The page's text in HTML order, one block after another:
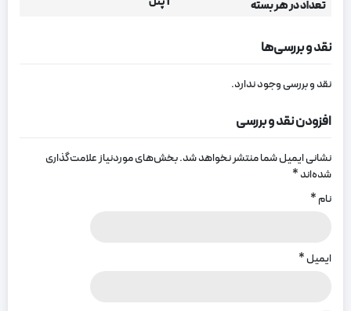
تعداد در هر بسته
نقد و بررسی‌ها
نقد و بررسی وجود ندارد.
افزودن نقد و بررسی
نشانی ایمیل شما منتشر نخواهد شد.بخش‌های موردنیاز علامت‌گذاری
شده‌اند*
نام*
ایمیل*